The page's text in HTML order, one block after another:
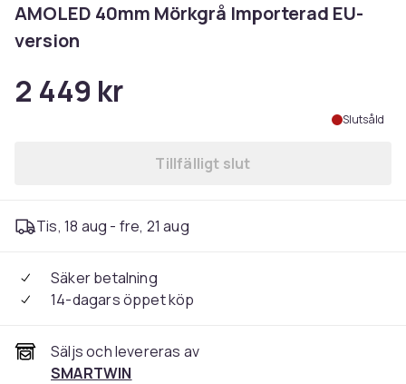
AMOLED 40mm Mörkgrå Importerad EU-
version
2 449 kr
Slutsåld
Tillfälligt slut
Tis, 18 aug - fre, 21 aug
Säker betalning
14-dagars öppet köp
Säljs och levereras av
SMARTWIN